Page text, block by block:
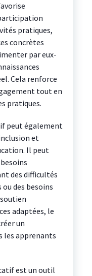
pratiques,
concrètes
par eux-
Cela renforce
tout en
pratiques.
peut également
et
Il peut
des difficultés
ou des besoins
adaptées, le
un
les apprenants
est un outil